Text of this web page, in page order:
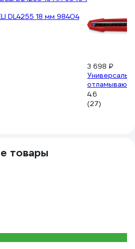
DL4255 18 мм 98404
3 698 ₽
4.6
(27)
товары